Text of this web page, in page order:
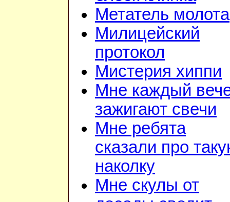
Метатель молота
Милицейский
протокол
Мистерия хиппи
Мне каждый
зажигают свечи
Мне ребята
сказали про
наколку
Мне скулы от